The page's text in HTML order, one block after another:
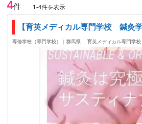
4件 1-4件を表示
【育英メディカル専門学校 鍼灸
専修学校（専門学校）｜群馬県 育英メディカル専門学校